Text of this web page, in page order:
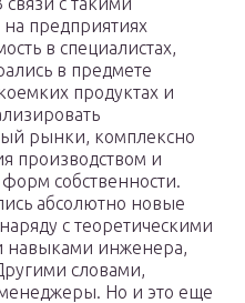
предприятиях
в специалистах,
в предмете
продуктах и
рынки, комплексно
производством и
собственности.
абсолютно новые
с теоретическими
навыками инженера,
словами,
Но и это еще